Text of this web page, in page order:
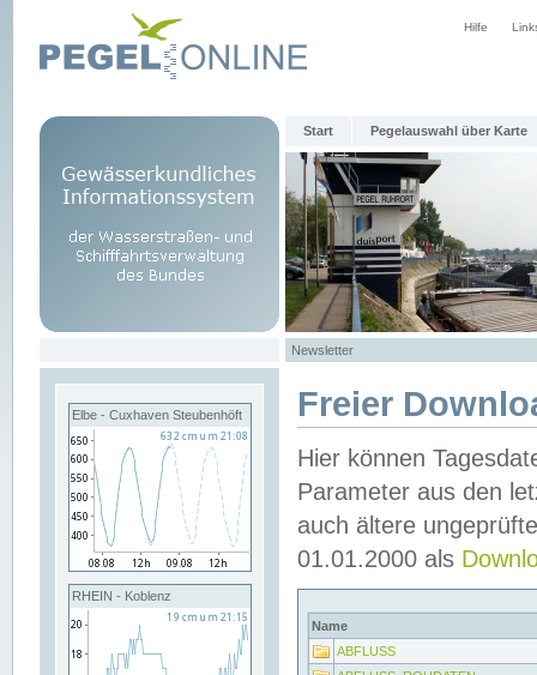
Hilfe
Start Pegelauswahl über Karte
Newsletter
Elbe - Cuxhaven Steubenhöft
RHEIN - Koblenz
Freier
Hier können
Parameter aus den
auch ältere
01.01.2000 als
Name
ABFLUSS